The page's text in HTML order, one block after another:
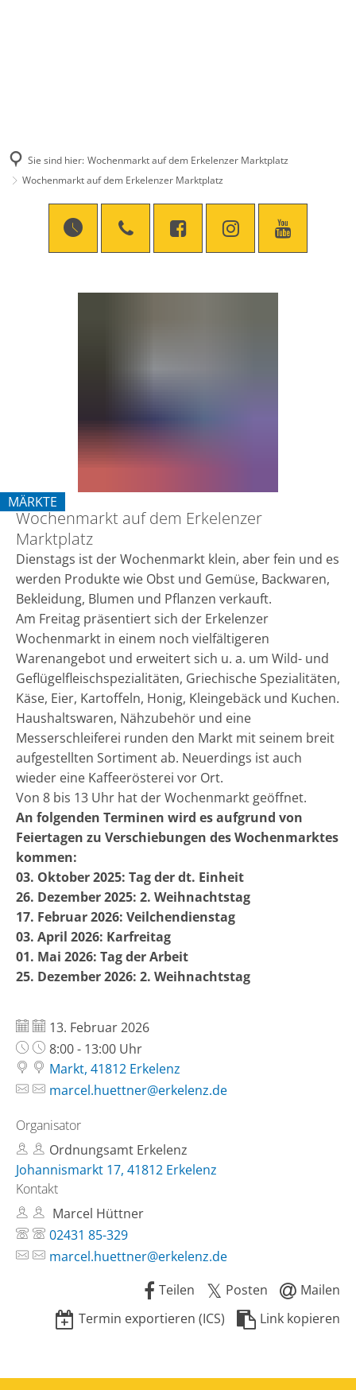
Sie sind hier: Wochenmarkt auf dem Erkelenzer Marktplatz
Wochenmarkt auf dem Erkelenzer Marktplatz
MÄRKTE
KATEGORIE: MÄRKTE
Wochenmarkt auf dem Erkelenzer
Marktplatz
Dienstags ist der Wochenmarkt klein, aber fein und es
werden Produkte wie Obst und Gemüse, Backwaren,
Bekleidung, Blumen und Pflanzen verkauft.
Am Freitag präsentiert sich der Erkelenzer
Wochenmarkt in einem noch vielfältigeren
Warenangebot und erweitert sich u. a. um Wild- und
Geflügelfleischspezialitäten, Griechische Spezialitäten,
Käse, Eier, Kartoffeln, Honig, Kleingebäck und Kuchen.
Haushaltswaren, Nähzubehör und eine
Messerschleiferei runden den Markt mit seinem breit
aufgestellten Sortiment ab. Neuerdings ist auch
wieder eine Kaffeerösterei vor Ort.
Von 8 bis 13 Uhr hat der Wochenmarkt geöffnet.
An folgenden Terminen wird es aufgrund von
Feiertagen zu Verschiebungen des Wochenmarktes
kommen:
03. Oktober 2025: Tag der dt. Einheit
26. Dezember 2025: 2. Weihnachtstag
17. Februar 2026: Veilchendienstag
03. April 2026: Karfreitag
01. Mai 2026: Tag der Arbeit
25. Dezember 2026: 2. Weihnachtstag
Datum:
13. Februar 2026
Uhrzeit:
8:00 - 13:00 Uhr
Markt, 41812 Erkelenz
marcel.huettner@erkelenz.de
Organisator
Ordnungsamt Erkelenz
Johannismarkt 17, 41812 Erkelenz
Kontakt
Marcel Hüttner
02431 85-329
marcel.huettner@erkelenz.de
Teilen
Posten
Mailen
Termin exportieren (ICS)
Link kopieren